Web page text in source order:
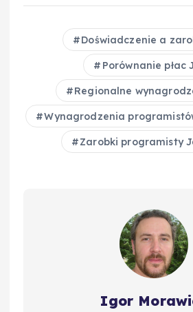
c
o
o
k
er
e
st
m
bl
r
d
di
t
Doświadczenie a
Porównanie płac
Regionalne
Wynagrodzenia
Zarobki programisty
Igor